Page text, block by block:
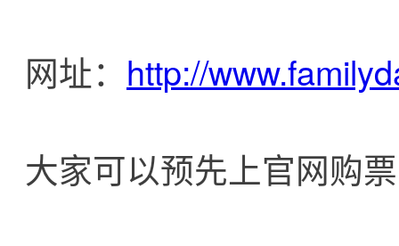
网址： http://
大家可以预先上官网购